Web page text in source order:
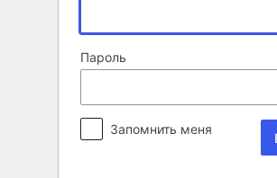
Пароль
Запомнить меня